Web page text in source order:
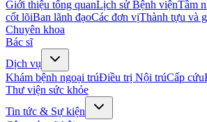
Giới thiệu tổng quanLịch sử Bệnh việnTầm
cốt lõiBan lãnh đạoCác đơn vịThành tựu và
Chuyên khoa
Bác sĩ
Dịch vụ
Khám bệnh ngoại trúĐiều trị Nội trúCấp cứu
Thư viện sức khỏe
Tin tức & Sự kiện